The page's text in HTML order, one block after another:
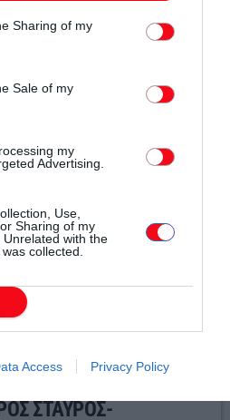
Sharing of my
Sale of my
my
Advertising.
Use,
Sharing of my
with the
collected.
Access Privacy Policy
ΣΤΑΥΡΟΣ-